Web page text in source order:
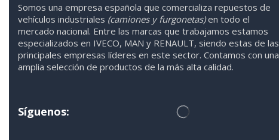
Somos una empresa española que comercializa repuestos de
vehículos industriales (camiones y furgonetas)en todo el
mercado nacional. Entre las marcas que trabajamos estamos
especializados en IVECO, MAN y RENAULT, siendo estas de las
principales empresas líderes en este sector. Contamos con una
amplia selección de productos de la más alta calidad.
Síguenos: